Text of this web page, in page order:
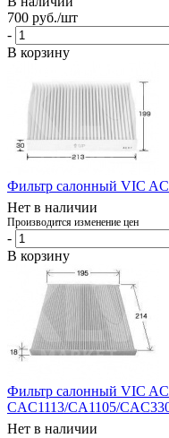
700 руб./шт
-
В корзину
Фильтр салонный VIC
Нет в наличии
Производится изменение цен
-
В корзину
Фильтр салонный VIC
CAC1113/CA1105/
Нет в наличии